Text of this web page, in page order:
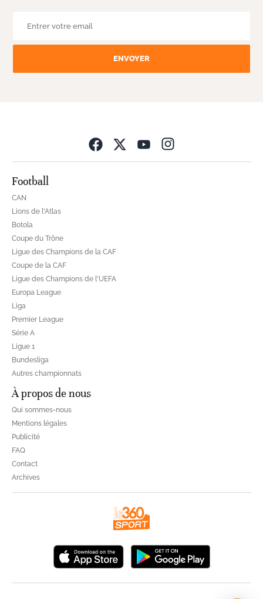
ENVOYER
Football
CAN
Lions de l'Atlas
Botola
Coupe du Trône
Ligue des Champions de la CAF
Coupe de la CAF
Ligue des Champions de l'UEFA
Europa League
Liga
Premier League
Série A
Ligue 1
Bundesliga
Autres championnats
À propos de nous
Qui sommes-nous
Mentions légales
Publicité
FAQ
Contact
Archives